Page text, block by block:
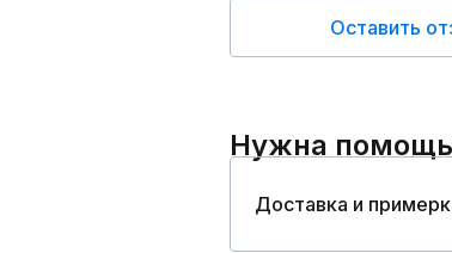
Оставить
Нужна
Доставка и